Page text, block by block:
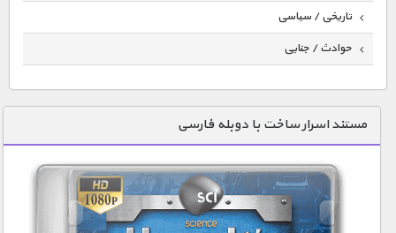
تاریخی / سیاسی
حوادث / جنایی
دنیای خوراکی ها
زمین شناسی / محیط زیست
سازه/ معماری/ مهندسی
سرگرمی
مستند اسرار ساخت با دوبله فارسی